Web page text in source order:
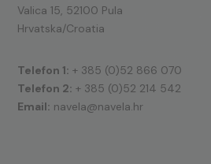
Valica 15, 52100 Pula
Hrvatska/Croatia
Telefon 1: + 385 (0)52 866 070
Telefon 2: + 385 (0)52 214 542
Email: navela@navela.hr